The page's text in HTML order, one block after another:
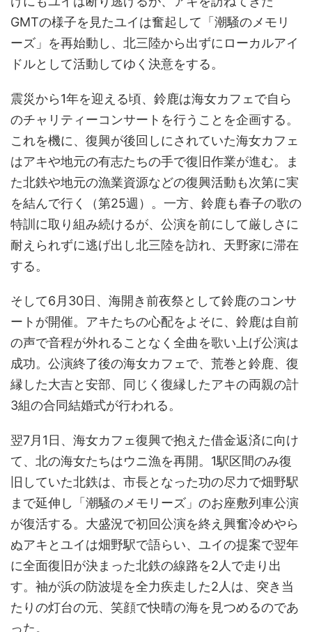
GMTの様子を見たユイは奮起して「潮騒のメモリ
ーズ」を再始動し、北三陸から出ずにローカルアイ
ドルとして活動してゆく決意をする。
震災から1年を迎える頃、鈴鹿は海女カフェで自ら
のチャリティーコンサートを行うことを企画する。
これを機に、復興が後回しにされていた海女カフェ
はアキや地元の有志たちの手で復旧作業が進む。ま
た北鉄や地元の漁業資源などの復興活動も次第に実
を結んで行く（第25週）。一方、鈴鹿も春子の歌の
特訓に取り組み続けるが、公演を前にして厳しさに
耐えられずに逃げ出し北三陸を訪れ、天野家に滞在
する。
そして6月30日、海開き前夜祭として鈴鹿のコンサ
ートが開催。アキたちの心配をよそに、鈴鹿は自前
の声で音程が外れることなく全曲を歌い上げ公演は
成功。公演終了後の海女カフェで、荒巻と鈴鹿、復
縁した大吉と安部、同じく復縁したアキの両親の計
3組の合同結婚式が行われる。
翌7月1日、海女カフェ復興で抱えた借金返済に向け
て、北の海女たちはウニ漁を再開。1駅区間のみ復
旧していた北鉄は、市長となった功の尽力で畑野駅
まで延伸し「潮騒のメモリーズ」のお座敷列車公演
が復活する。大盛況で初回公演を終え興奮冷めやら
ぬアキとユイは畑野駅で語らい、ユイの提案で翌年
に全面復旧が決まった北鉄の線路を2人で走り出
す。袖が浜の防波堤を全力疾走した2人は、突き当
たりの灯台の元、笑顔で快晴の海を見つめるのであ
った。